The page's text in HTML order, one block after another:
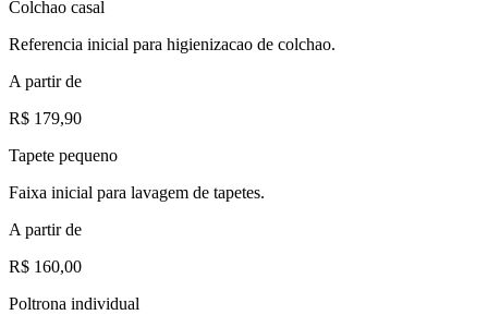
Colchao casal
Referencia inicial para higienizacao de colchao.
A partir de
R$ 179,90
Tapete pequeno
Faixa inicial para lavagem de tapetes.
A partir de
R$ 160,00
Poltrona individual